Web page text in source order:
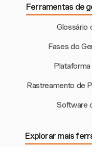
Ferramentas de
Glossário
Fases do
Rastreamento de
Software
Explorar mais